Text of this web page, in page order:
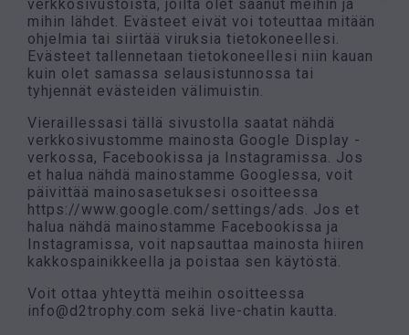
verkkosivustoista, joilta olet saanut meihin ja
mihin lähdet. Evästeet eivät voi toteuttaa mitään
ohjelmia tai siirtää viruksia tietokoneellesi.
Evästeet tallennetaan tietokoneellesi niin kauan
kuin olet samassa selausistunnossa tai
tyhjennät evästeiden välimuistin.
Vieraillessasi tällä sivustolla saatat nähdä
verkkosivustomme mainosta Google Display -
verkossa, Facebookissa ja Instagramissa. Jos
et halua nähdä mainostamme Googlessa, voit
päivittää mainosasetuksesi osoitteessa
https://www.google.com/settings/ads. Jos et
halua nähdä mainostamme Facebookissa ja
Instagramissa, voit napsauttaa mainosta hiiren
kakkospainikkeella ja poistaa sen käytöstä.
Voit ottaa yhteyttä meihin osoitteessa
info@d2trophy.com sekä live-chatin kautta.